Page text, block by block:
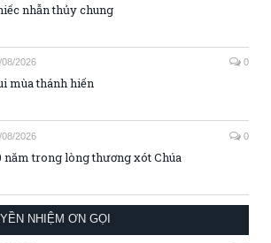
nhẫn thủy chung
08/2026 0
mùa thánh hiến
08/2026 0
năm trong lòng thương xót Chúa
NHIỆM ƠN GỌI